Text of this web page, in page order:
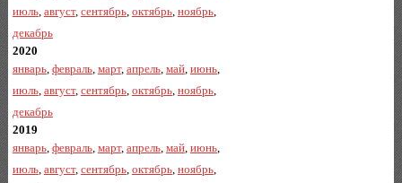
июль, август, сентябрь, октябрь, ноябрь,
декабрь
2020
январь, февраль, март, апрель, май, июнь,
июль, август, сентябрь, октябрь, ноябрь,
декабрь
2019
январь, февраль, март, апрель, май, июнь,
июль, август, сентябрь, октябрь, ноябрь,